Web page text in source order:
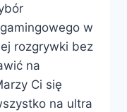
w
rozgrywki bez
na
Ci się
na ultra